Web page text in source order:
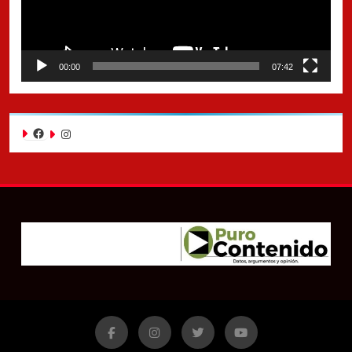
00:00 07:42
FacebookInstagram